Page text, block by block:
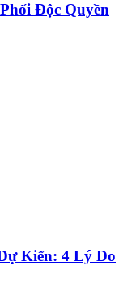
Độc Quyền
Kiến: 4 Lý Do